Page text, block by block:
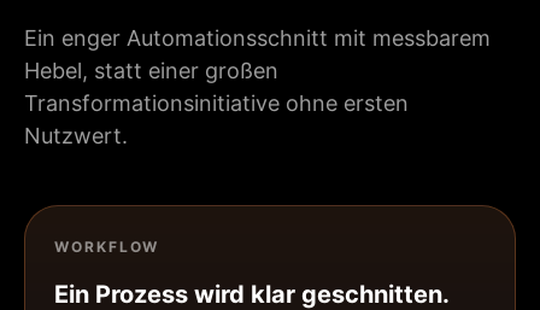
Ein enger Automationsschnitt mit messbarem
Hebel, statt einer großen
Transformationsinitiative ohne ersten
Nutzwert.
WORKFLOW
Ein Prozess wird klar geschnitten.